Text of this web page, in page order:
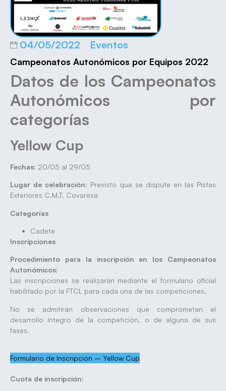
04/05/2022 Eventos
Campeonatos Autonómicos por Equipos 2022
Datos de los Campeonatos
Autonómicos por
categorías
Yellow Cup
Fechas: 20/05 al 29/05
Lugar de celebración: Previsto que se dispute en las Pistas
Exteriores C.M.T. Covaresa
Categorías
Cadete
Inscripciones
Procedimiento para la inscripción en los Campeonatos
Autonómicos:
Las inscripciones se realizarán mediante el formulario oficial
habilitado por la FTCL para cada una de las competiciones.
No se admitirán observaciones que comprometan el
desarrollo íntegro de la competición, o de alguna de sus
fases.
Formulario de Inscripción – Yellow Cup
Cuota de inscripción: